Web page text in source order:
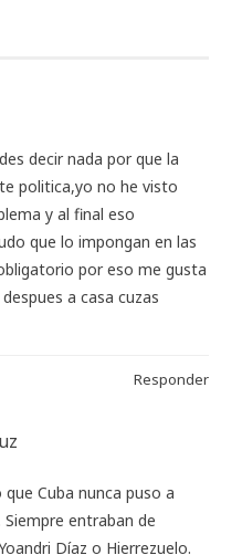
decir nada por que la
politica,yo no he visto
y al final eso
que lo impongan en las
por eso me gusta
a casa cuzas
Responder
Cuba nunca puso a
entraban de
Díaz o Hierrezuelo.